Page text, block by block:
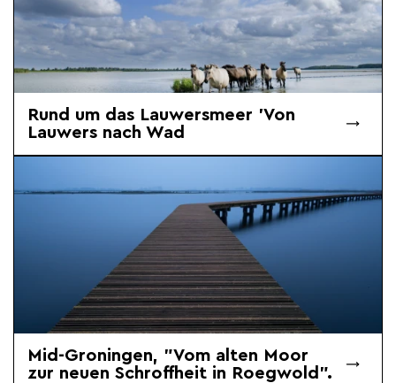
Rund um das Lauwersmeer 'Von
Lauwers nach Wad
Mid-Groningen, "Vom alten Moor
zur neuen Schroffheit in Roegwold".